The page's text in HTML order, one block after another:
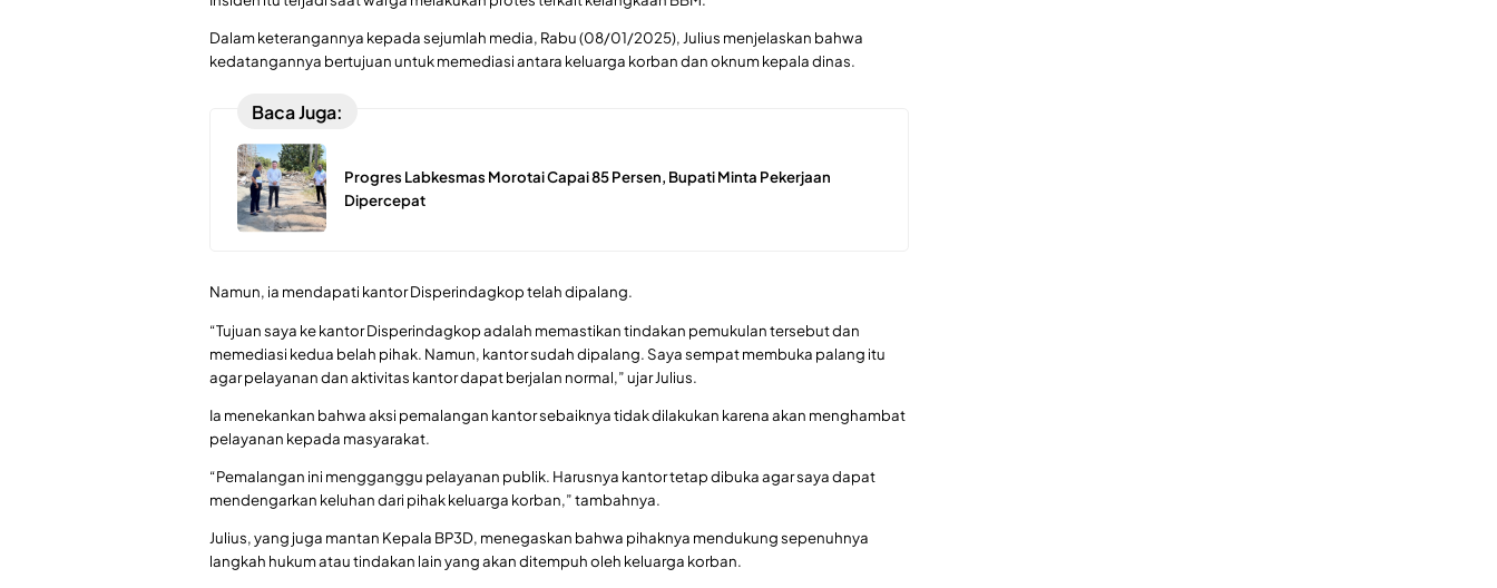
Dalam keterangannya kepada sejumlah media, Rabu (08/01/2025), Julius menjelaskan bahwa
kedatangannya bertujuan untuk memediasi antara keluarga korban dan oknum kepala dinas.
Baca Juga:
Progres Labkesmas Morotai Capai 85 Persen, Bupati Minta Pekerjaan
Dipercepat
Namun, ia mendapati kantor Disperindagkop telah dipalang.
“Tujuan saya ke kantor Disperindagkop adalah memastikan tindakan pemukulan tersebut dan
memediasi kedua belah pihak. Namun, kantor sudah dipalang. Saya sempat membuka palang itu
agar pelayanan dan aktivitas kantor dapat berjalan normal,” ujar Julius.
Ia menekankan bahwa aksi pemalangan kantor sebaiknya tidak dilakukan karena akan menghambat
pelayanan kepada masyarakat.
“Pemalangan ini mengganggu pelayanan publik. Harusnya kantor tetap dibuka agar saya dapat
mendengarkan keluhan dari pihak keluarga korban,” tambahnya.
Julius, yang juga mantan Kepala BP3D, menegaskan bahwa pihaknya mendukung sepenuhnya
langkah hukum atau tindakan lain yang akan ditempuh oleh keluarga korban.